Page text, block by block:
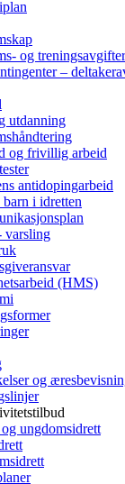
og treningsavgifter
–
utdanning
og frivillig arbeid
antidopingarbeid
i idretten
varsling
(HMS)
og
ungdomsidrett